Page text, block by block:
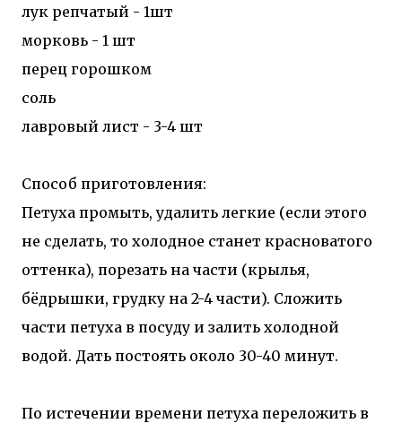
лук репчатый - 1шт
морковь - 1 шт
перец горошком
соль
лавровый лист - 3-4 шт
Способ приготовления:
Петуха промыть, удалить легкие (если этого
не сделать, то холодное станет красноватого
оттенка), порезать на части (крылья,
бёдрышки, грудку на 2-4 части). Сложить
части петуха в посуду и залить холодной
водой. Дать постоять около 30-40 минут.
По истечении времени петуха переложить в